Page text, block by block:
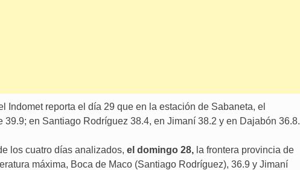
Indomet reporta el día 29 que en la estación de Sabaneta, el
39.9; en Santiago Rodríguez 38.4, en Jimaní 38.2 y en Dajabón 36.8.
los cuatro días analizados, el domingo 28, la frontera provincia de
máxima, Boca de Maco (Santiago Rodríguez), 36.9 y Jimaní